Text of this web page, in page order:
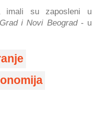
su zaposleni u
i Novi Beograd- u